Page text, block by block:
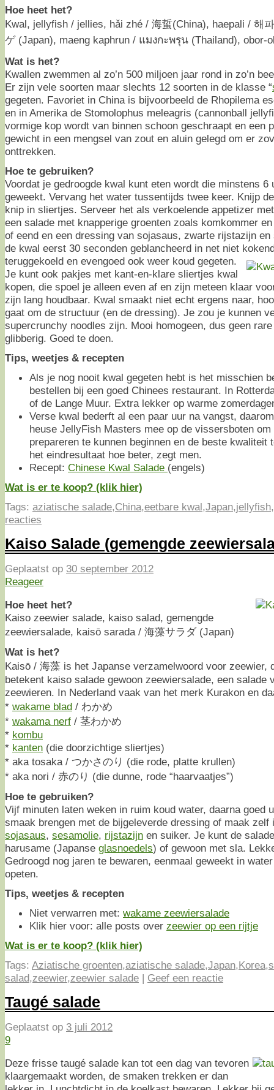
Hoe heet het?
Kwal, jellyfish / jellies, hǎi zhé / 海蜇(China), haepali / 해
ゲ (Japan), maeng kaphrun / แมงกะพรุน (Thailand), obor-
Wat is het?
Kwallen zwemmen al zo’n 500 miljoen jaar rond in zo’n
Er zijn vele soorten maar slechts 12 soorten in de klasse “
gegeten. Favoriet in China is bijvoorbeeld de Rhopilema
en in Amerika de Stomolophus meleagris (cannonball
vormige kop wordt van binnen schoon geschraapt en een
gewicht in een mengsel van zout en aluin gelegd om er
onttrekken.
Hoe te gebruiken?
Voordat je gedroogde kwal kunt eten wordt die minstens 6
geweekt. Vervang het water tussentijds twee keer. Knijp
knip in sliertjes. Serveer het als verkoelende appetizer
een salade met knapperige groenten zoals komkommer
of eend en een dressing van sojasaus, zwarte rijstazijn
de kwal eerst 30 seconden geblancheerd in net niet
teruggekoeld en evengoed ook weer koud gegeten.
Je kunt ook pakjes met kant-en-klare sliertjes kwal
kopen, die spoel je alleen even af en zijn meteen klaar
zijn lang houdbaar. Kwal smaakt niet echt ergens naar,
gaat om de structuur (en de dressing). Je zou je kunnen
supercrunchy noodles zijn. Mooi homogeen, dus geen
glibberig. Goed te doen.
Tips, weetjes & recepten
Als je nog nooit kwal gegeten hebt is het misschien
bestellen bij een goed Chinees restaurant. In
of de Lange Muur. Extra lekker op warme
Verse kwal bederft al een paar uur na vangst,
heuse JellyFish Masters mee op de vissersboten
prepareren te kunnen beginnen en de beste kwaliteit
het eindresultaat hoe beter, zegt men.
Recept: Chinese Kwal Salade (engels)
Wat is er te koop? (klik hier)
Tags: aziatische salade,China,eetbare kwal,Japan,jellyfish,
reacties
Kaiso Salade (gemengde
Geplaatst op 30 september 2012
Reageer
Hoe heet het?
Kaiso zeewier salade, kaiso salad, gemengde
zeewiersalade, kaisō sarada / 海藻サラダ (Japan)
Wat is het?
Kaisō / 海藻 is het Japanse verzamelwoord voor zeewier,
betekent kaiso salade gewoon zeewiersalade, een salade
zeewieren. In Nederland vaak van het merk Kurakon en
* wakame blad / わかめ
* wakama nerf / 茎わかめ
* kombu
* kanten (die doorzichtige sliertjes)
* aka tosaka / つかさのり (die rode, platte krullen)
* aka nori / 赤のり (die dunne, rode “haarvaatjes”)
Hoe te gebruiken?
Vijf minuten laten weken in ruim koud water, daarna goed
smaak brengen met de bijgeleverde dressing of maak
sojasaus, sesamolie, rijstazijn en suiker. Je kunt de
harusame (Japanse glasnoedels) of gewoon met sla.
Gedroogd nog jaren te bewaren, eenmaal geweekt in
opeten.
Tips, weetjes & recepten
Niet verwarren met: wakame zeewiersalade
Klik hier voor: alle posts over zeewier op een rijtje
Wat is er te koop? (klik hier)
Tags: Aziatische groenten,aziatische salade,Japan,Korea,
salad,zeewier,zeewier salade | Geef een reactie
Taugé salade
Geplaatst op 3 juli 2012
9
Deze frisse taugé salade kan tot een dag van tevoren
klaargemaakt worden, de smaken trekken er dan